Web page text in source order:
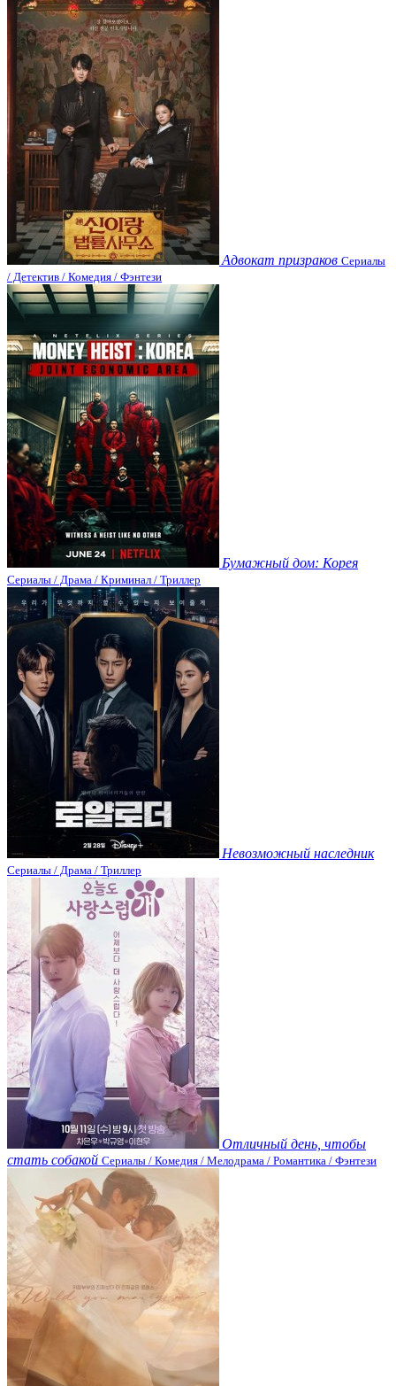
Адвокат призраков Сериалы
/ Детектив / Комедия / Фэнтези
Бумажный дом: Корея
Сериалы / Драма / Криминал / Триллер
Невозможный наследник
Сериалы / Драма / Триллер
Отличный день, чтобы
стать собакой Сериалы / Комедия / Мелодрама / Романтика / Фэнтези